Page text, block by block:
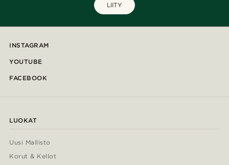
LIITY
INSTAGRAM
YOUTUBE
FACEBOOK
LUOKAT
Uusi Mallisto
Korut & Kellot